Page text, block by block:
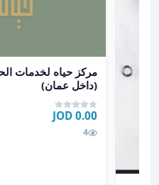
عرض تفاصيل مركز
مركز حياه لخدمات
(داخل عمان)
0.00 JOD
4